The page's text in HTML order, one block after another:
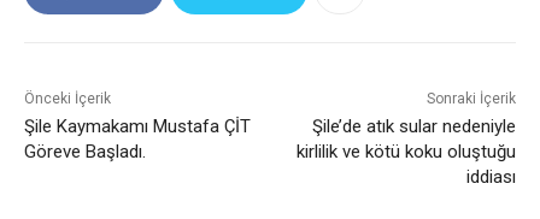
Önceki İçerik
Şile Kaymakamı Mustafa ÇİT
Göreve Başladı.
Sonraki İçerik
Şile’de atık sular nedeniyle
kirlilik ve kötü koku oluştuğu
iddiası